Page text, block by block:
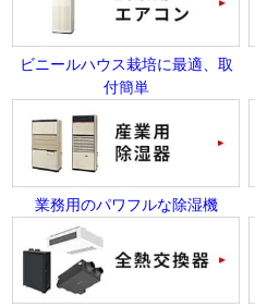
ビニールハウス栽培に最適、取
付簡単
業務用のパワフルな除湿機